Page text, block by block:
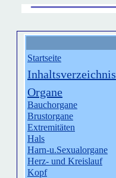
Startseite
Inhaltsverzeichnis
Organe
Bauchorgane
Brustorgane
Extremitäten
Hals
Harn-u.Sexualorgane
Herz- und Kreislauf
Kopf